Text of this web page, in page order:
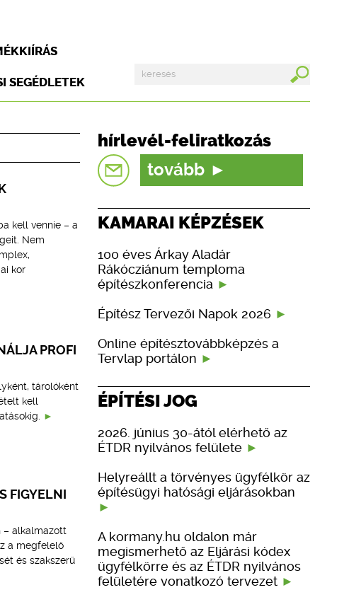
SEGÉDLETEK
kell vennie – a
Nem
kor
PROFI
tárolóként
kell
FIGYELNI
– alkalmazott
a megfelelő
és szakszerű
hírlevél-feliratkozás
tovább
KAMARAI KÉPZÉSEK
100 éves Árkay Aladár
Rákócziánum temploma
építészkonferencia
Építész Tervezői Napok 2026
Online építésztovábbképzés a
Tervlap portálon
ÉPÍTÉSI JOG
2026. június 30-ától elérhető az
ÉTDR nyilvános felülete
Helyreállt a törvényes ügyfélkör az
építésügyi hatósági eljárásokban
A kormany.hu oldalon már
megismerhető az Eljárási kódex
ügyfélkörre és az ÉTDR nyilvános
felületére vonatkozó tervezet